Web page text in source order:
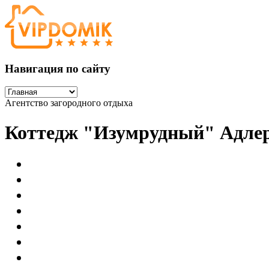
Навигация по сайту
Агентство загородного отдыха
Коттедж "Изумрудный"